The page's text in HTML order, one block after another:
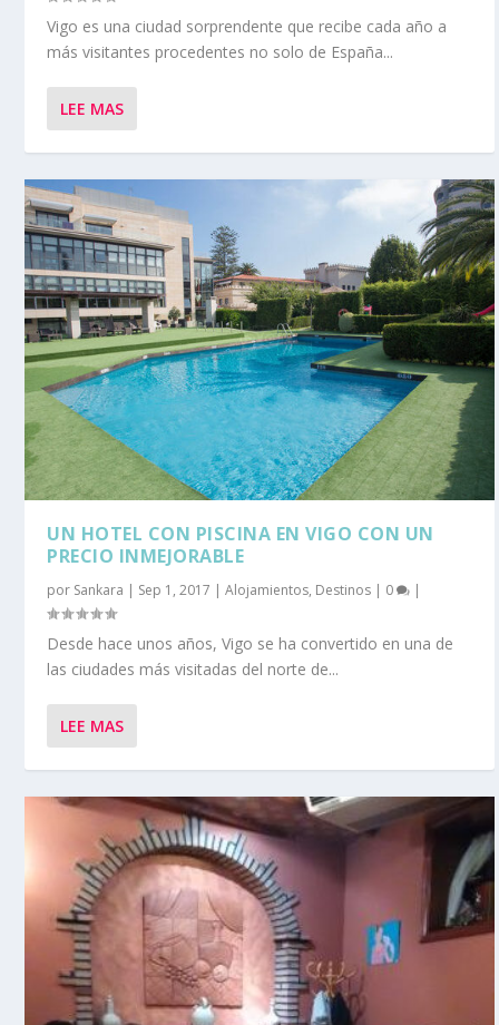
Vigo es una ciudad sorprendente que recibe cada año a
más visitantes procedentes no solo de España...
LEE MAS
UN HOTEL CON PISCINA EN VIGO CON UN
PRECIO INMEJORABLE
por Sankara | Sep 1, 2017 |Alojamientos, Destinos | 0 |
Desde hace unos años, Vigo se ha convertido en una de
las ciudades más visitadas del norte de...
LEE MAS